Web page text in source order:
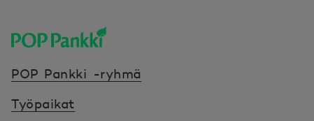
POP Pankki -ryhmä
Työpaikat